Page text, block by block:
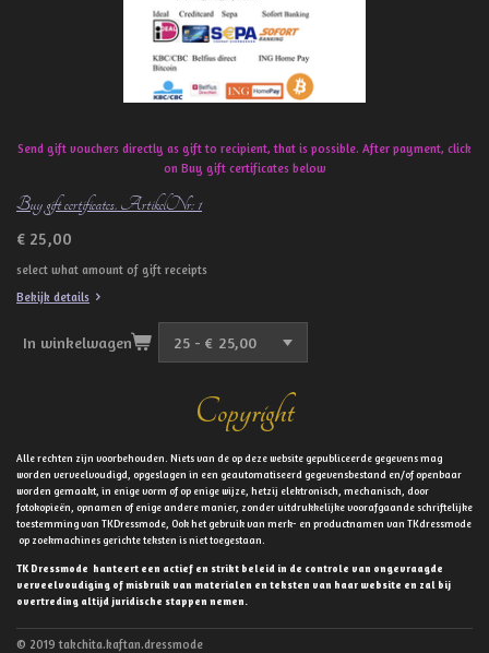
Send gift vouchers directly as gift to recipient, that is possible. After payment, click
on Buy gift certificates below
Buy gift certificates. ArtikelNr: 1
€ 25,00
select what amount of gift receipts
Bekijk details
In winkelwagen
Copyright
Alle rechten zijn voorbehouden. Niets van de op deze website gepubliceerde gegevens mag
worden verveelvoudigd, opgeslagen in een geautomatiseerd gegevensbestand en/of openbaar
worden gemaakt, in enige vorm of op enige wijze, hetzij elektronisch, mechanisch, door
fotokopieën, opnamen of enige andere manier, zonder uitdrukkelijke voorafgaande schriftelijke
toestemming van TKDressmode, Ook het gebruik van merk- en productnamen van TKdressmode
op zoekmachines gerichte teksten is niet toegestaan.
TK Dressmode hanteert een actief en strikt beleid in de controle van ongevraagde
verveelvoudiging of misbruik van materialen en teksten van haar website en zal bij
overtreding altijd juridische stappen nemen.
© 2019 takchita.kaftan.dressmode